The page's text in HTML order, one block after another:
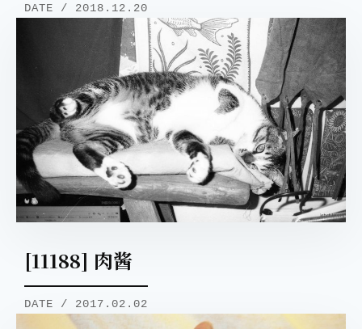
DATE / 2018.12.20
[11188] 肉酱
DATE / 2017.02.02